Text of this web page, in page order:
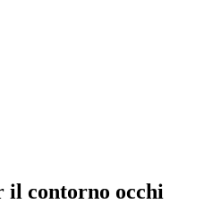
il contorno occhi